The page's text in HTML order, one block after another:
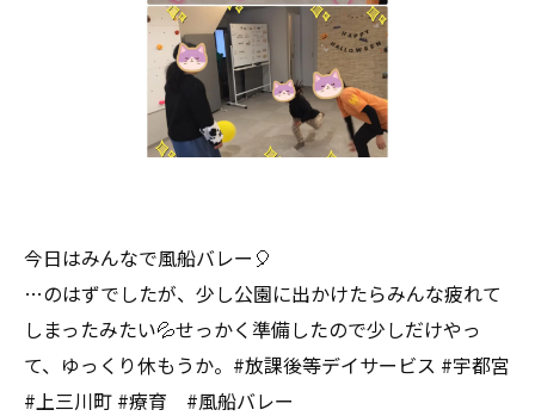
今日はみんなで風船バレー🎈
…のはずでしたが、少し公園に出かけたらみんな疲れて
しまったみたい💦せっかく準備したので少しだけやっ
て、ゆっくり休もうか。#放課後等デイサービス #宇都宮
#上三川町 #療育 #風船バレー